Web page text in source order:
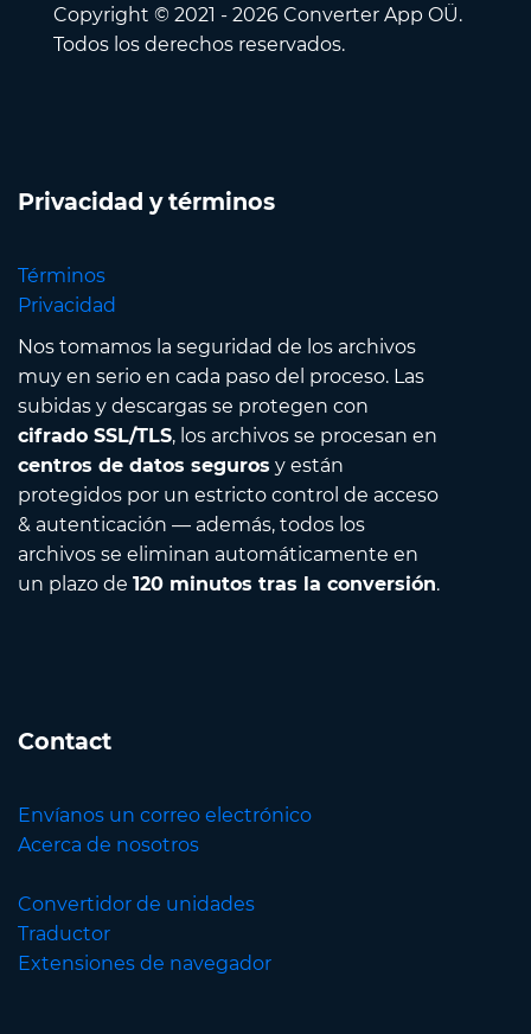
Copyright © 2021 - 2026 Converter App OÜ.
Todos los derechos reservados.
Privacidad y términos
Términos
Privacidad
Nos tomamos la seguridad de los archivos
muy en serio en cada paso del proceso. Las
subidas y descargas se protegen con
cifrado SSL/TLS, los archivos se procesan en
centros de datos seguros y están
protegidos por un estricto control de acceso
& autenticación — además, todos los
archivos se eliminan automáticamente en
un plazo de 120 minutos tras la conversión.
Contact
Envíanos un correo electrónico
Acerca de nosotros
Convertidor de unidades
Traductor
Extensiones de navegador